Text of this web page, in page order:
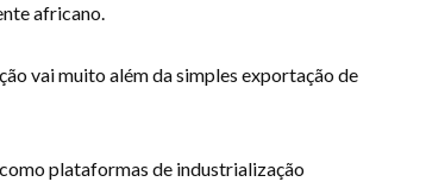
africano.
vai muito além da simples exportação de
plataformas de industrialização